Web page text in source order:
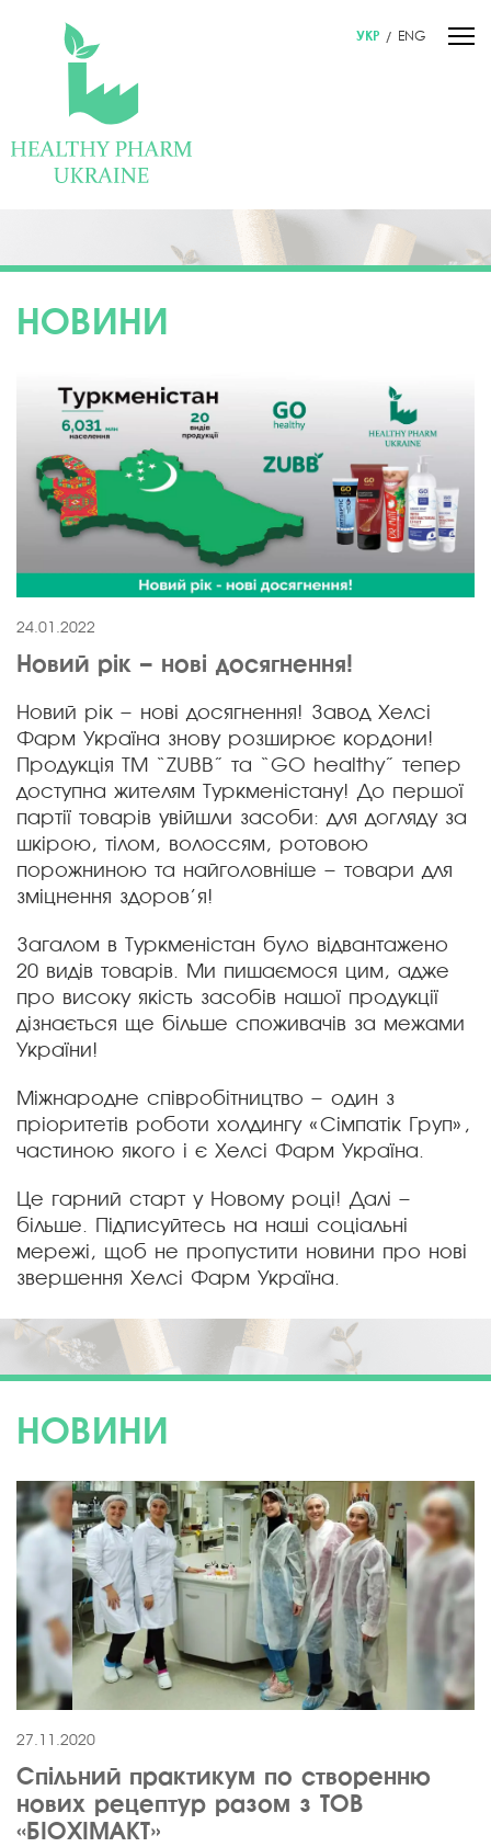
УКР ENG
НОВИНИ
24.01.2022
Новий рік – нові досягнення!
Новий рік – нові досягнення! Завод Хелсі
Фарм Україна знову розширює кордони!
Продукція ТМ “ZUBB” та “GO healthy” тепер
доступна жителям Туркменістану! До першої
партії товарів увійшли засоби: для догляду за
шкірою, тілом, волоссям, ротовою
порожниною та найголовніше – товари для
зміцнення здоров’я!
Загалом в Туркменістан було відвантажено
20 видів товарів. Ми пишаємося цим, адже
про високу якість засобів нашої продукції
дізнається ще більше споживачів за межами
України!
Міжнародне співробітництво – один з
пріоритетів роботи холдингу «Сімпатік Груп»,
частиною якого і є Хелсі Фарм Україна.
Це гарний старт у Новому році! Далі –
більше. Підписуйтесь на наші соціальні
мережі, щоб не пропустити новини про нові
звершення Хелсі Фарм Україна.
НОВИНИ
27.11.2020
Спільний практикум по створенню
нових рецептур разом з ТОВ
«БІОХІМАКТ»